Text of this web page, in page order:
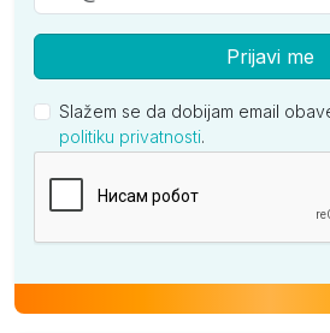
Prijavi me
Slažem se da dobijam email
politiku privatnosti.